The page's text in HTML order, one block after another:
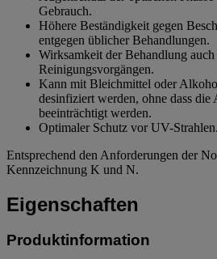
Gebrauch.
Höhere Beständigkeit gegen
entgegen üblicher Behandlungen.
Wirksamkeit der Behandlung auch
Reinigungsvorgängen.
Kann mit Bleichmittel oder
desinfiziert werden, ohne dass die
beeinträchtigt werden.
Optimaler Schutz vor UV-Strahlen.
Entsprechend den Anforderungen der
Kennzeichnung K und N.
Eigenschaften
Produktinformation